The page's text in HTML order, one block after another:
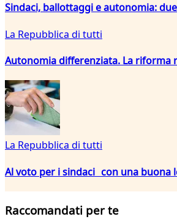
Sindaci, ballottaggi e autonomia:
La Repubblica di tutti
Autonomia differenziata. La riforma
La Repubblica di tutti
Al voto per i sindaci con una buona
Raccomandati per te